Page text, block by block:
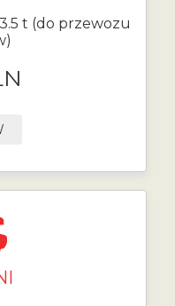
t (do przewozu